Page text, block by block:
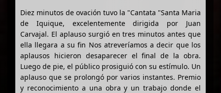
Diez minutos de ovación tuvo la "Cantata "Santa Maria
de Iquique, excelentemente dirigida por Juan
Carvajal. El aplauso surgió en tres minutos antes que
ella llegara a su fin Nos atreveríamos a decir que los
aplausos hicieron desaparecer el final de la obra.
Luego de pie, el público prosiguió con su estímulo. Un
aplauso que se prolongó por varios instantes. Premio
y reconocimiento a una obra y un trabajo donde el